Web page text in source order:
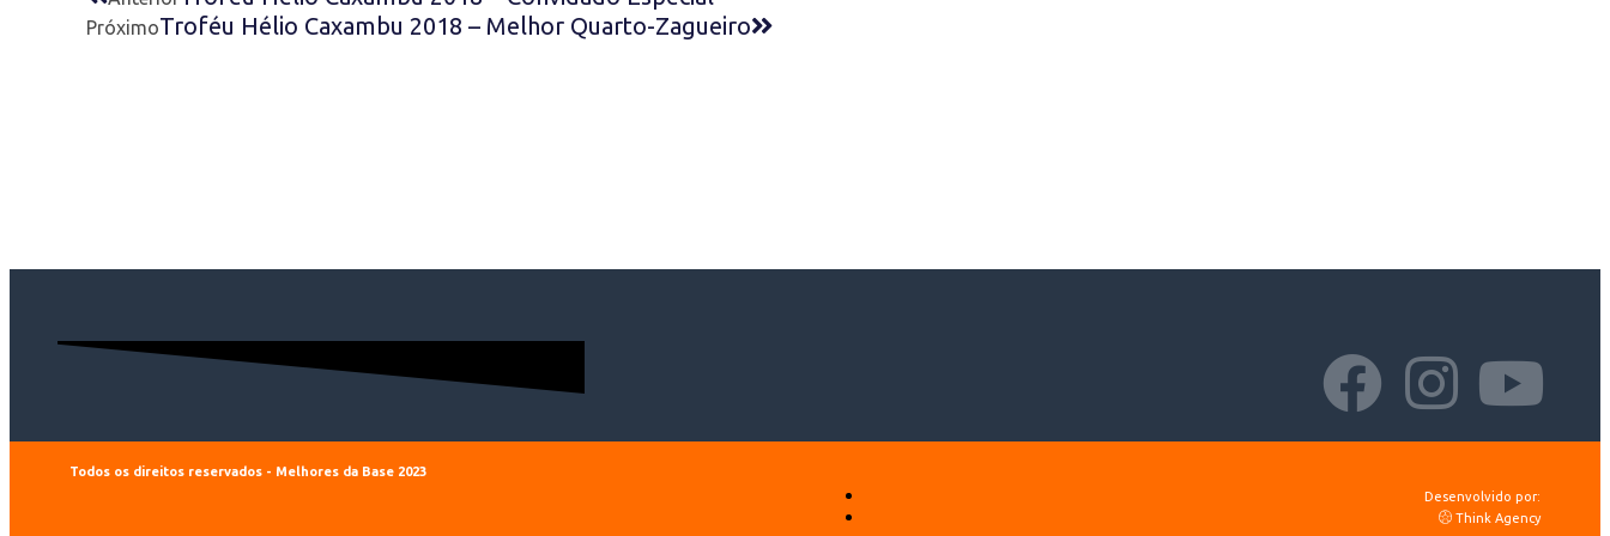
PróximoTroféu Hélio Caxambu 2018 – Melhor Quarto-Zagueiro
Todos os direitos reservados - Melhores da Base 2023
Desenvolvido por:
Think Agency